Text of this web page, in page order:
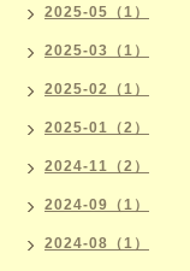
2025-05（1）
2025-03（1）
2025-02（1）
2025-01（2）
2024-11（2）
2024-09（1）
2024-08（1）